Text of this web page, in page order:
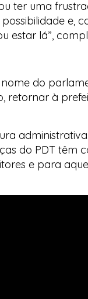
ter uma
e,
estar lá”,
do
à
do PDT têm
e para